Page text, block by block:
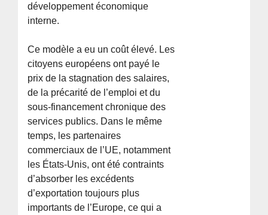
développement économique
interne.
Ce modèle a eu un coût élevé. Les
citoyens européens ont payé le
prix de la stagnation des salaires,
de la précarité de l’emploi et du
sous-financement chronique des
services publics. Dans le même
temps, les partenaires
commerciaux de l’UE, notamment
les États-Unis, ont été contraints
d’absorber les excédents
d’exportation toujours plus
importants de l’Europe, ce qui a